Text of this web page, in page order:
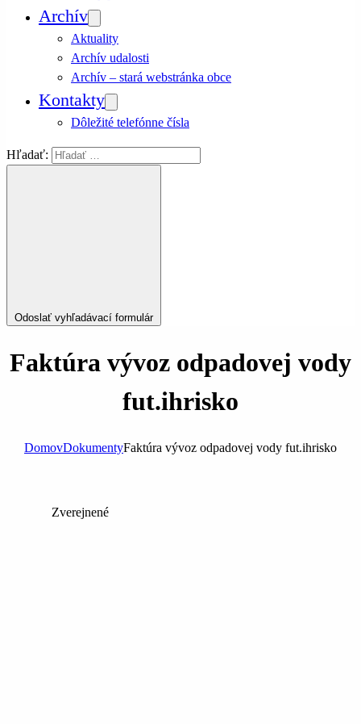
Archív
Aktuality
Archív udalosti
Archív – stará webstránka obce
Kontakty
Dôležité telefónne čísla
Hľadať:
Odoslať vyhľadávací formulár
Faktúra vývoz odpadovej vody
fut.ihrisko
DomovDokumentyFaktúra vývoz odpadovej vody fut.ihrisko
Zverejnené